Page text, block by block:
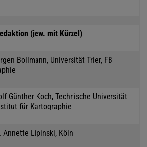
(jew. mit Kürzel)
Bollmann, Universität Trier, FB
Günther Koch, Technische Universität
für Kartographie
Annette Lipinski, Köln